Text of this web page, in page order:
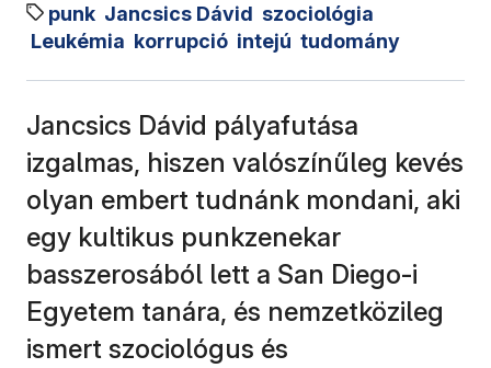
punk Jancsics Dávid szociológia
Leukémia korrupció intejú tudomány
Jancsics Dávid pályafutása
izgalmas, hiszen valószínűleg kevés
olyan embert tudnánk mondani, aki
egy kultikus punkzenekar
basszerosából lett a San Diego-i
Egyetem tanára, és nemzetközileg
ismert szociológus és